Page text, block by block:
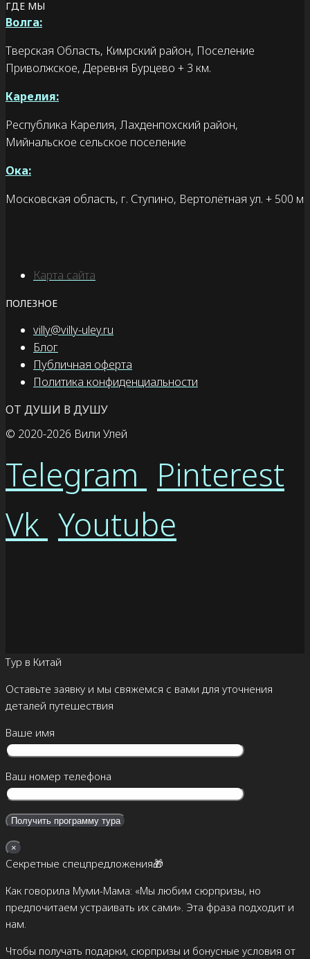
ГДЕ МЫ
Волга:
Тверская Область, Кимрский район, Поселение
Приволжское, Деревня Бурцево + 3 км.
Карелия:
Республика Карелия, Лахденпохский район,
Мийнальское сельское поселение
Ока:
Московская область, г. Ступино, Вертолётная ул. + 500 м
Карта сайта
ПОЛЕЗНОЕ
villy@villy-uley.ru
Блог
Публичная оферта
Политика конфиденциальности
ОТ ДУШИ В ДУШУ
© 2020-2026 Вили Улей
Telegram Pinterest
Vk Youtube
Тур в Китай
Оставьте заявку и мы свяжемся с вами для уточнения
деталей путешествия
Ваше имя
Ваш номер телефона
×
Секретные спецпредложения🎁
Как говорила Муми-Мама: «Мы любим сюрпризы, но
предпочитаем устраивать их сами». Эта фраза подходит и
нам.
Чтобы получать подарки, сюрпризы и бонусные условия от